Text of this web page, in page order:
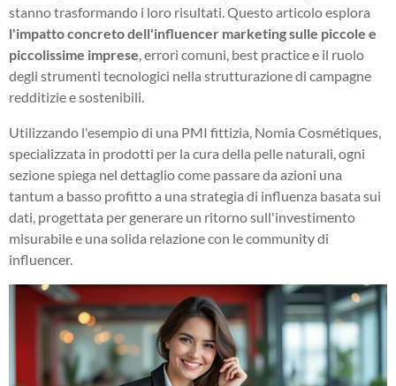
stanno trasformando i loro risultati. Questo articolo esplora
l'impatto concreto dell'influencer marketing sulle piccole e
piccolissime imprese , errori comuni, best practice e il ruolo
degli strumenti tecnologici nella strutturazione di campagne
redditizie e sostenibili.
Utilizzando l'esempio di una PMI fittizia, Nomia Cosmétiques,
specializzata in prodotti per la cura della pelle naturali, ogni
sezione spiega nel dettaglio come passare da azioni una
tantum a basso profitto a una strategia di influenza basata sui
dati, progettata per generare un ritorno sull'investimento
misurabile e una solida relazione con le community di
influencer.